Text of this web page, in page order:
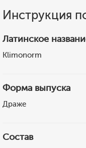
Инструкция
Латинское
Klimonorm
Форма выпуска
Драже
Состав